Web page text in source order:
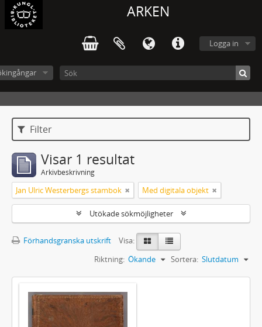
ARKEN
Logga in
Filter
Visar 1 resultat
Arkivbeskrivning
Jan Ulric Westerbergs stambok Med digitala objekt
Utökade sökmöjligheter
Förhandsgranska utskrift
Visa:
Sortera: Slutdatum
Riktning: Ökande